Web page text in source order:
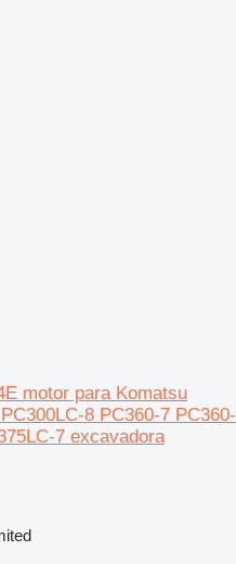
motor para Komatsu
8 PC360-7 PC360-
7 excavadora